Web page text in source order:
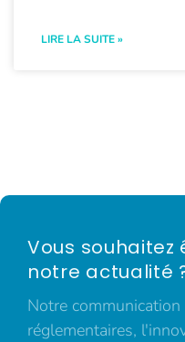
LIRE LA SUITE »
Vous
notre actualité
Notre
réglementaires,